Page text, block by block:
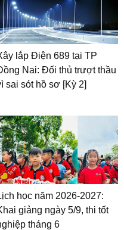
lắp Điện 689 tại TP
Nai: Đối thủ trượt thầu
sai sót hồ sơ [Kỳ 2]
học năm 2026-2027:
giảng ngày 5/9, thi tốt
tháng 6